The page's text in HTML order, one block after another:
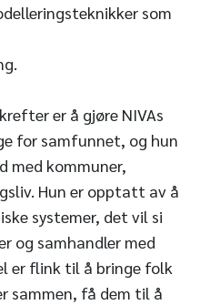
som
er å gjøre NIVAs
for samfunnet, og hun
med kommuner,
Hun er opptatt av å
systemer, det vil si
og samhandler med
er flink til å bringe folk
sammen, få dem til å